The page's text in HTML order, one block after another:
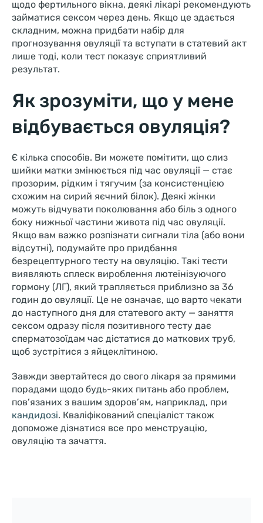
щодо фертильного вікна, деякі лікарі рекомендують
займатися сексом через день. Якщо це здається
складним, можна придбати набір для
прогнозування овуляції та вступати в статевий акт
лише тоді, коли тест показує сприятливий
результат.
Як зрозуміти, що у мене
відбувається овуляція?
Є кілька способів. Ви можете помітити, що слиз
шийки матки змінюється під час овуляції — стає
прозорим, рідким і тягучим (за консистенцією
схожим на сирий яєчний білок). Деякі жінки
можуть відчувати поколювання або біль з одного
боку нижньої частини живота під час овуляції.
Якщо вам важко розпізнати сигнали тіла (або вони
відсутні), подумайте про придбання
безрецептурного тесту на овуляцію. Такі тести
виявляють сплеск вироблення лютеїнізуючого
гормону (ЛГ), який трапляється приблизно за 36
годин до овуляції. Це не означає, що варто чекати
до наступного дня для статевого акту — заняття
сексом одразу після позитивного тесту дає
сперматозоїдам час дістатися до маткових труб,
щоб зустрітися з яйцеклітиною.
Завжди звертайтеся до свого лікаря за прямими
порадами щодо будь-яких питань або проблем,
пов’язаних з вашим здоров’ям, наприклад, при
кандидозі. Кваліфікований спеціаліст також
допоможе дізнатися все про менструацію,
овуляцію та зачаття.